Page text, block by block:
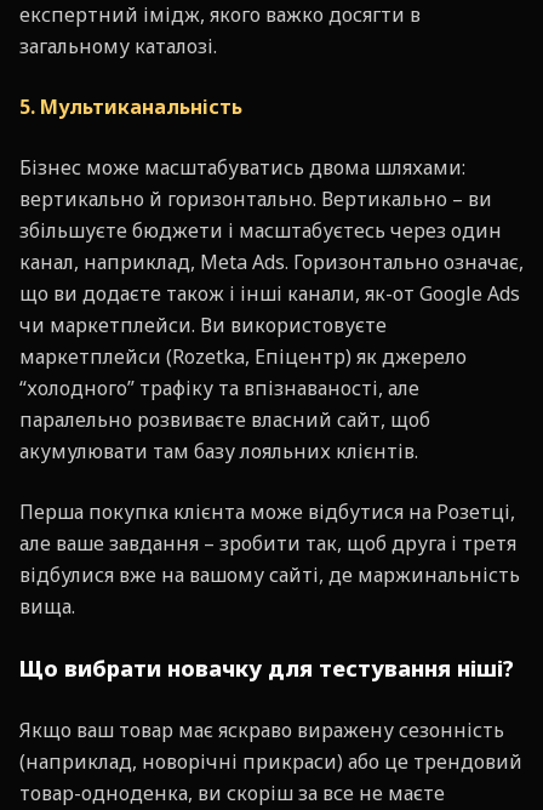
експертний імідж, якого важко досягти в
загальному каталозі.
5. Мультиканальність
Бізнес може масштабуватись двома шляхами:
вертикально й горизонтально. Вертикально – ви
збільшуєте бюджети і масштабуєтесь через один
канал, наприклад, Meta Ads. Горизонтально означає,
що ви додаєте також і інші канали, як-от Google Ads
чи маркетплейси. Ви використовуєте
маркетплейси (Rozetka, Епіцентр) як джерело
“холодного” трафіку та впізнаваності, але
паралельно розвиваєте власний сайт, щоб
акумулювати там базу лояльних клієнтів.
Перша покупка клієнта може відбутися на Розетці,
але ваше завдання – зробити так, щоб друга і третя
відбулися вже на вашому сайті, де маржинальність
вища.
Що вибрати новачку для тестування ніші?
Якщо ваш товар має яскраво виражену сезонність
(наприклад, новорічні прикраси) або це трендовий
товар-одноденка, ви скоріш за все не маєте